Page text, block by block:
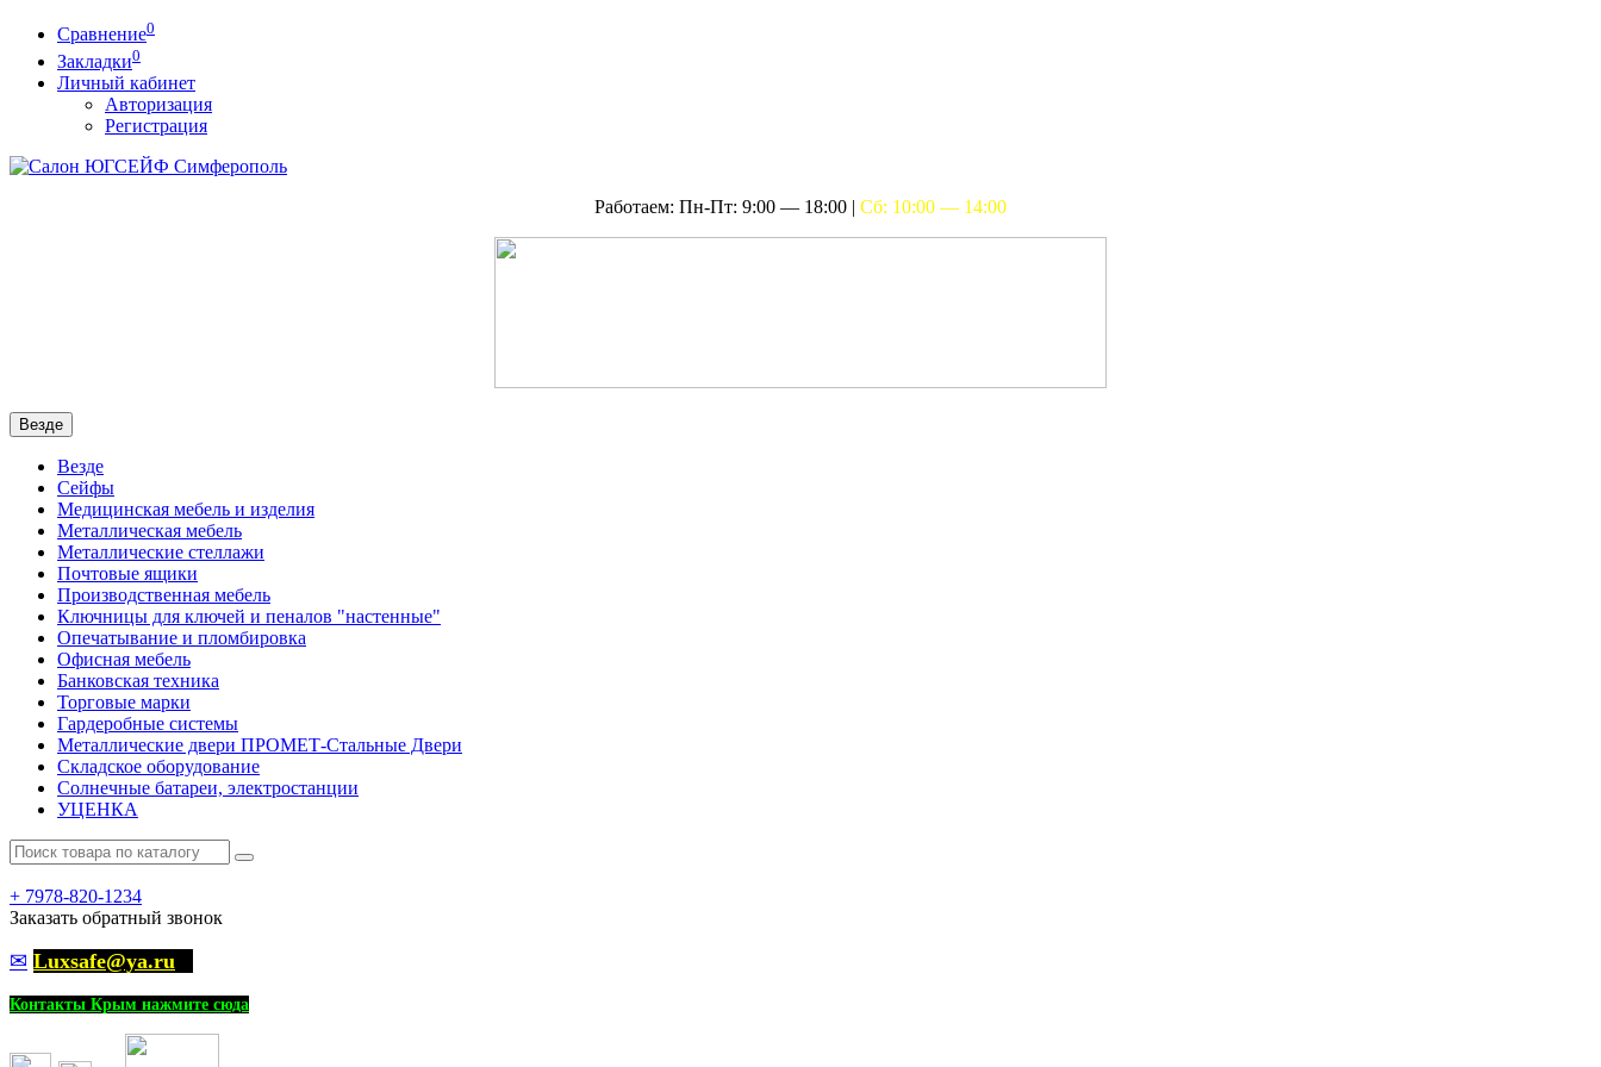
Сравнение0
Закладки0
Личный кабинет
Авторизация
Регистрация
Работаем: Пн-Пт: 9:00 — 18:00 | Сб: 10:00 — 14:00
Везде
Везде
Сейфы
Медицинская мебель и изделия
Металлическая мебель
Металлические стеллажи
Почтовые ящики
Производственная мебель
Ключницы для ключей и пеналов "настенные"
Опечатывание и пломбировка
Офисная мебель
Банковская техника
Торговые марки
Гардеробные системы
Металлические двери ПРОМЕТ-Стальные Двери
Складское оборудование
Солнечные батареи, электростанции
УЦЕНКА
+ 7978-820-1234
Заказать обратный звонок
✉ Luxsafe@ya.ru
Контакты Крым нажмите сюда